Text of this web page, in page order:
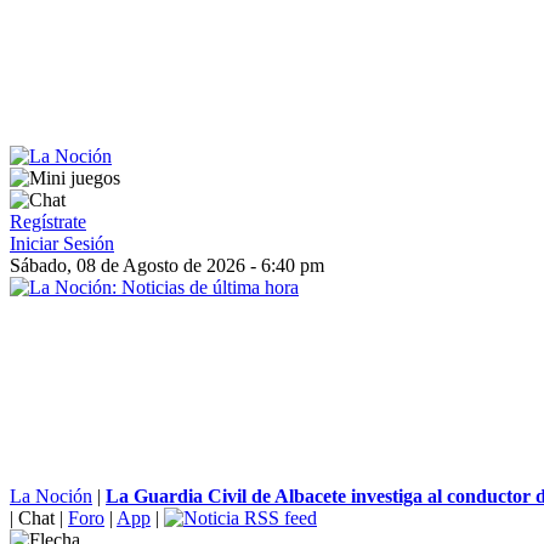
Regístrate
Iniciar Sesión
Sábado, 08 de Agosto de 2026 - 6:40 pm
La Noción | La Guardia Civil de Albacete investiga al conductor
| Chat | Foro | App |